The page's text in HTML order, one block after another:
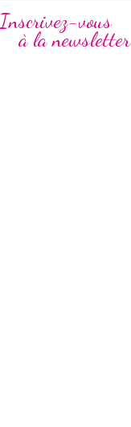
Inscrivez-vous
à la newsletter